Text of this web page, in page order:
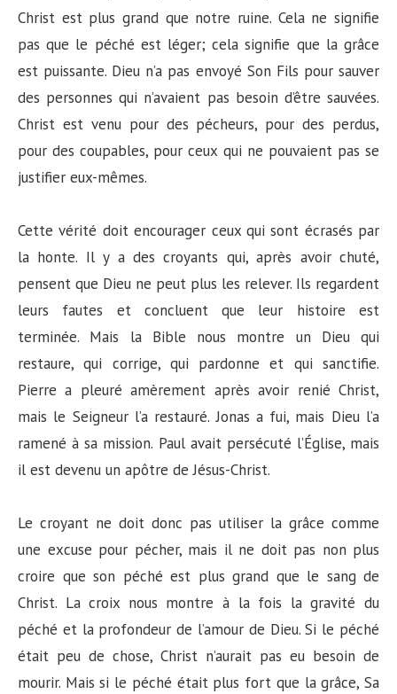
Christ est plus grand que notre ruine. Cela ne signifie
pas que le péché est léger; cela signifie que la grâce
est puissante. Dieu n’a pas envoyé Son Fils pour sauver
des personnes qui n’avaient pas besoin d’être sauvées.
Christ est venu pour des pécheurs, pour des perdus,
pour des coupables, pour ceux qui ne pouvaient pas se
justifier eux-mêmes.
Cette vérité doit encourager ceux qui sont écrasés par
la honte. Il y a des croyants qui, après avoir chuté,
pensent que Dieu ne peut plus les relever. Ils regardent
leurs fautes et concluent que leur histoire est
terminée. Mais la Bible nous montre un Dieu qui
restaure, qui corrige, qui pardonne et qui sanctifie.
Pierre a pleuré amèrement après avoir renié Christ,
mais le Seigneur l’a restauré. Jonas a fui, mais Dieu l’a
ramené à sa mission. Paul avait persécuté l’Église, mais
il est devenu un apôtre de Jésus-Christ.
Le croyant ne doit donc pas utiliser la grâce comme
une excuse pour pécher, mais il ne doit pas non plus
croire que son péché est plus grand que le sang de
Christ. La croix nous montre à la fois la gravité du
péché et la profondeur de l’amour de Dieu. Si le péché
était peu de chose, Christ n’aurait pas eu besoin de
mourir. Mais si le péché était plus fort que la grâce, Sa